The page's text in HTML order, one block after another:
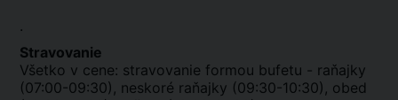
.
Stravovanie
Všetko v cene: stravovanie formou bufetu - raňajky
(07:00-09:30), neskoré raňajky (09:30-10:30), obed